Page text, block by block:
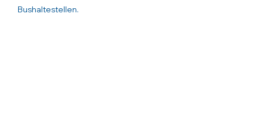
Bushaltestellen.